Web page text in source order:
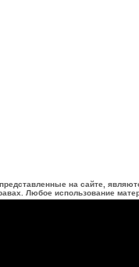
на сайте,
Любое использование